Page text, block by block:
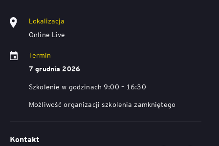
Lokalizacja
Online Live
Termin
7 grudnia 2026
Szkolenie w godzinach 9:00 – 16:30
Możliwość organizacji szkolenia zamkniętego
Kontakt